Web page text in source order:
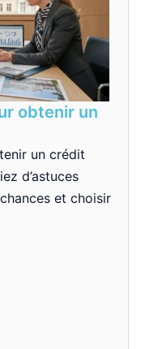
obtenir un
un crédit
d’astuces
et choisir